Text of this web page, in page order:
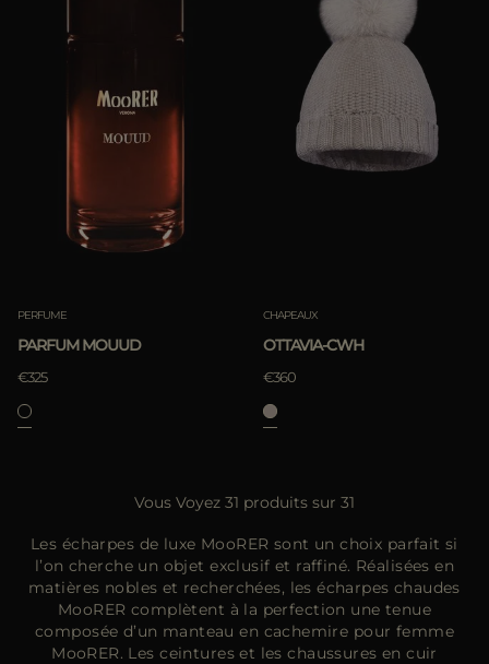
PERFUME
PARFUM MOUUD
€325
CHAPEAUX
OTTAVIA-CWH
€360
Vous Voyez 31 produits sur 31
Les écharpes de luxe MooRER sont un choix parfait si
l’on cherche un objet exclusif et raffiné. Réalisées en
matières nobles et recherchées, les écharpes chaudes
MooRER complètent à la perfection une tenue
composée d’un manteau en cachemire pour femme
MooRER. Les ceintures et les chaussures en cuir